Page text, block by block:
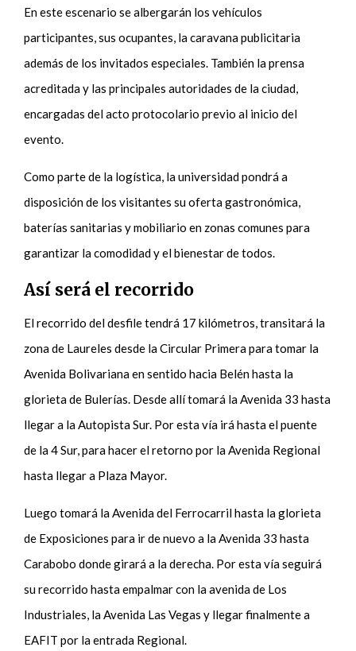
En este escenario se albergarán los vehículos
participantes, sus ocupantes, la caravana publicitaria
además de los invitados especiales. También la prensa
acreditada y las principales autoridades de la ciudad,
encargadas del acto protocolario previo al inicio del
evento.
Como parte de la logística, la universidad pondrá a
disposición de los visitantes su oferta gastronómica,
baterías sanitarias y mobiliario en zonas comunes para
garantizar la comodidad y el bienestar de todos.
Así será el recorrido
El recorrido del desfile tendrá 17 kilómetros, transitará la
zona de Laureles desde la Circular Primera para tomar la
Avenida Bolivariana en sentido hacia Belén hasta la
glorieta de Bulerías. Desde allí tomará la Avenida 33 hasta
llegar a la Autopista Sur. Por esta vía irá hasta el puente
de la 4 Sur, para hacer el retorno por la Avenida Regional
hasta llegar a Plaza Mayor.
Luego tomará la Avenida del Ferrocarril hasta la glorieta
de Exposiciones para ir de nuevo a la Avenida 33 hasta
Carabobo donde girará a la derecha. Por esta vía seguirá
su recorrido hasta empalmar con la avenida de Los
Industriales, la Avenida Las Vegas y llegar finalmente a
EAFIT por la entrada Regional.